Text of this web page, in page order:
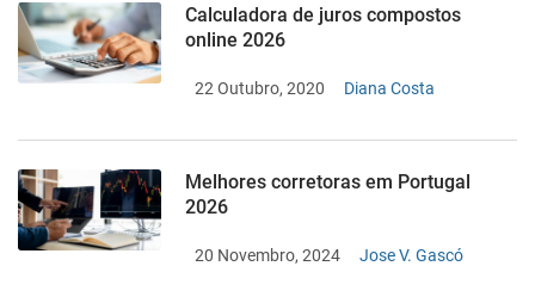
Calculadora de juros compostos
online 2026
22 Outubro, 2020 Diana Costa
Melhores corretoras em Portugal
2026
20 Novembro, 2024 Jose V. Gascó